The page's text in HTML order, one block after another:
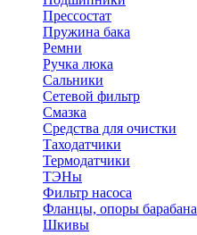
Прессостат
Пружина бака
Ремни
Ручка люка
Сальники
Сетевой фильтр
Смазка
Средства для очистки
Таходатчики
Термодатчики
ТЭНы
Фильтр насоса
Фланцы, опоры барабана
Шкивы